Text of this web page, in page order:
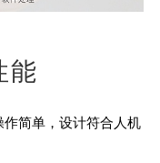
能
简单，设计符合人机